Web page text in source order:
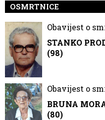
OSMRTNICE
Obavijest o
STANKO
(98)
Obavijest o
BRUNA
(80)